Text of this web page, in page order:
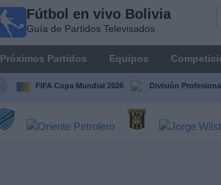
Fútbol en vivo Bolivia
Guía de Partidos Televisados
Próximos Partidos Equipos
FIFA Copa Mundial 2026 División